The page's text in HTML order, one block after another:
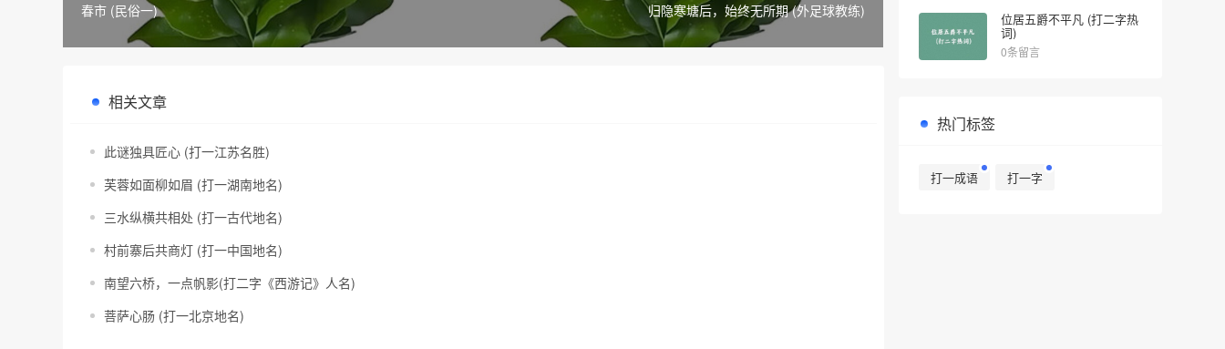
春市 (民俗一) 归隐寒塘后，始终无所期 (外足球教练)
相关文章
此谜独具匠心 (打一江苏名胜)
芙蓉如面柳如眉 (打一湖南地名)
三水纵横共相处 (打一古代地名)
村前寨后共商灯 (打一中国地名)
南望六桥，一点帆影(打二字《西游记》人名)
菩萨心肠 (打一北京地名)
位居五爵不平凡 (打二字热
词)
0条留言
热门标签
打一成语 打一字